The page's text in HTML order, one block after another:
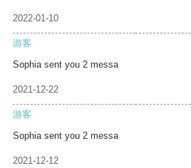
2022-01-10
游客
Sophia sent you 2 messa
2021-12-22
游客
Sophia sent you 2 messa
2021-12-12